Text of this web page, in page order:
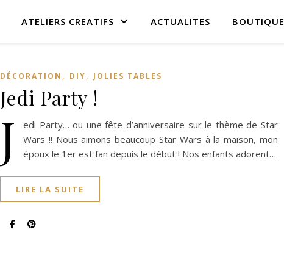
ATELIERS CREATIFS ACTUALITES BOUTIQUE
DÉCORATION , DIY, JOLIES TABLES
Jedi Party !
J
edi Party… ou une fête d’anniversaire sur le thème de Star
Wars !! Nous aimons beaucoup Star Wars à la maison, mon
époux le 1er est fan depuis le début ! Nos enfants adorent…
LIRE LA SUITE